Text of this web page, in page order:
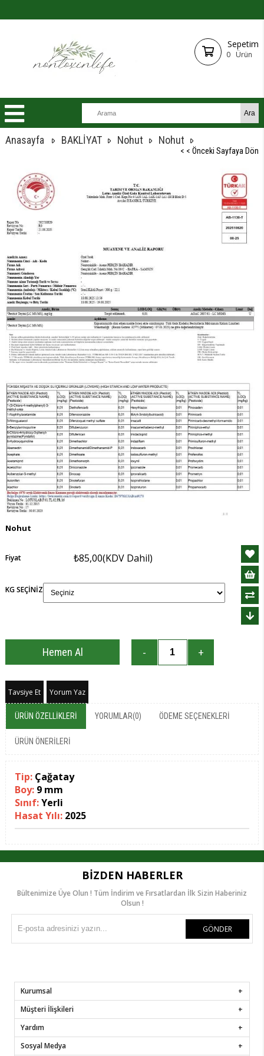
Sepetim
0 Ürün
Anasayfa BAKLİYAT Nohut Nohut
< < Önceki Sayfaya Dön
Nohut
Fiyat ₺85,00(KDV Dahil)
KG SEÇİNİZ
Tavsiye Et Yorum Yaz
ÜRÜN ÖZELLIKLERI YORUMLAR(0) ÖDEME SEÇENEKLERI
ÜRÜN ÖNERILERI
Tip: Çağatay
Boy: 9 mm
Sınıf:Yerli
Hasat Yılı: 2025
BIZDEN HABERLER
Bültenimize Üye Olun ! Tüm İndirim ve Fırsatlardan İlk Sizin Haberiniz
Olsun !
GÖNDER
Kurumsal
Müşteri İlişkileri
Yardım
Sosyal Medya